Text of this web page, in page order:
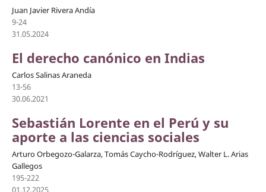
Juan Javier Rivera Andía
9-24
31.05.2024
El derecho canónico en Indias
Carlos Salinas Araneda
13-56
30.06.2021
Sebastián Lorente en el Perú y su
aporte a las ciencias sociales
Arturo Orbegozo-Galarza, Tomás Caycho-Rodríguez, Walter L. Arias
Gallegos
195-222